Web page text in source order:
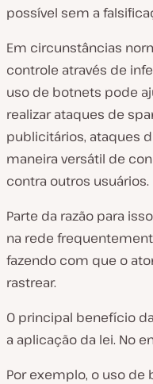
possível sem a
Em circunstâncias
controle através de
uso de botnets pode
realizar ataques de
publicitários, ataques
maneira versátil de
contra outros usuários.
Parte da razão para
na rede
fazendo com que o
rastrear.
O principal benefício
a aplicação da lei. No
Por exemplo, o uso de